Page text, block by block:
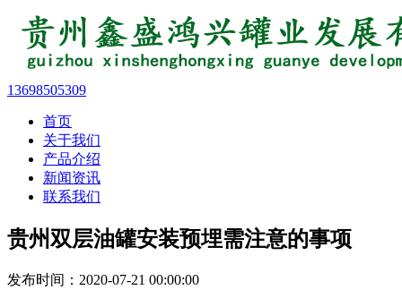
13698505309
首页
关于我们
产品介绍
新闻资讯
联系我们
贵州双层油罐安装预埋需注意的事项
发布时间：2020-07-21 00:00:00